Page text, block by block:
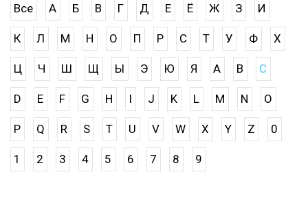
Все А Б В Г Д Е Ё Ж З И
К Л М Н О П Р С Т У Ф Х
Ц Ч Ш Щ Ы Э Ю Я A B C
D E F G H I J K L M N O
P Q R S T U V W X Y Z 0
1 2 3 4 5 6 7 8 9